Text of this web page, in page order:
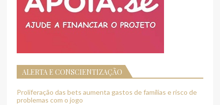
ALERTA E CONSCIENTIZAÇÃO
Proliferação das bets aumenta gastos de famílias e risco de
problemas com o jogo